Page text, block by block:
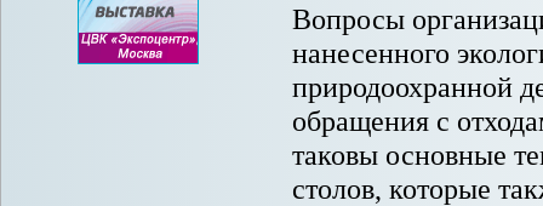
Вопросы
нанесенного
природоохранной
обращения с
таковы основные
столов, которые